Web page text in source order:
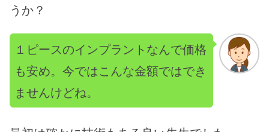
うか？
１ピースのインプラントなんで価格
も安め。今ではこんな金額ではでき
ませんけどね。